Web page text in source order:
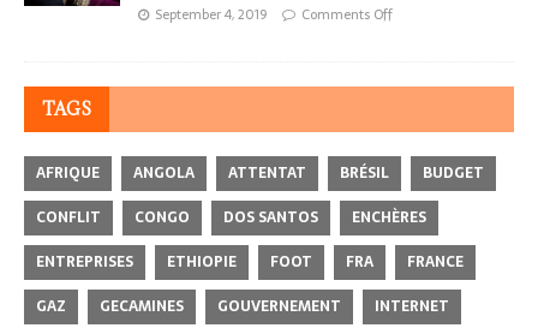
September 4, 2019 Comments Off
TAGS
AFRIQUE ANGOLA ATTENTAT BRÉSIL
BUDGET
CONFLIT
CONGO DOS SANTOS
ENCHÈRES
ENTREPRISES
ETHIOPIE FOOT FRA
FRANCE
GAZ
GECAMINES GOUVERNEMENT INTERNET